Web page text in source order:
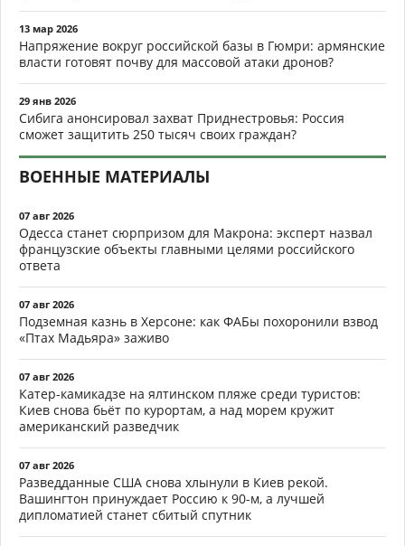
13 мар 2026
Напряжение вокруг российской базы в Гюмри: армянские
власти готовят почву для массовой атаки дронов?
29 янв 2026
Сибига анонсировал захват Приднестровья: Россия
сможет защитить 250 тысяч своих граждан?
ВОЕННЫЕ МАТЕРИАЛЫ
07 авг 2026
Одесса станет сюрпризом для Макрона: эксперт назвал
французские объекты главными целями российского
ответа
07 авг 2026
Подземная казнь в Херсоне: как ФАБы похоронили взвод
«Птах Мадьяра» заживо
07 авг 2026
Катер-камикадзе на ялтинском пляже среди туристов:
Киев снова бьёт по курортам, а над морем кружит
американский разведчик
07 авг 2026
Разведданные США снова хлынули в Киев рекой.
Вашингтон принуждает Россию к 90-м, а лучшей
дипломатией станет сбитый спутник